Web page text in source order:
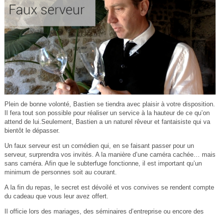
Plein de bonne volonté, Bastien se tiendra avec plaisir à votre disposition.
Il fera tout son possible pour réaliser un service à la hauteur de ce qu’on
attend de lui.Seulement, Bastien a un naturel rêveur et fantaisiste qui va
bientôt le dépasser.
Un faux serveur est un comédien qui, en se faisant passer pour un
serveur, surprendra vos invités. A la manière d’une caméra cachée… mais
sans caméra. Afin que le subterfuge fonctionne, il est important qu’un
minimum de personnes soit au courant.
A la fin du repas, le secret est dévoilé et vos convives se rendent compte
du cadeau que vous leur avez offert.
Il officie lors des mariages, des séminaires d’entreprise ou encore des